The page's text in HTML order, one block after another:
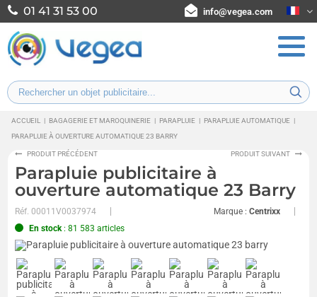
01 41 31 53 00 info@vegea.com
ACCUEIL | BAGAGERIE ET MAROQUINERIE | PARAPLUIE | PARAPLUIE AUTOMATIQUE |
PARAPLUIE À OUVERTURE AUTOMATIQUE 23 BARRY
PRODUIT PRÉCÉDENT PRODUIT SUIVANT
Parapluie publicitaire à
ouverture automatique 23 Barry
Réf.00011V0037974 Marque : Centrixx
En stock: 81 583 articles